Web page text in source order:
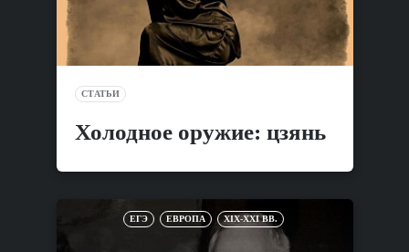
СТАТЬИ
Холодное оружие: цзянь
ЕГЭ ЕВРОПА XIX-XXI ВВ.